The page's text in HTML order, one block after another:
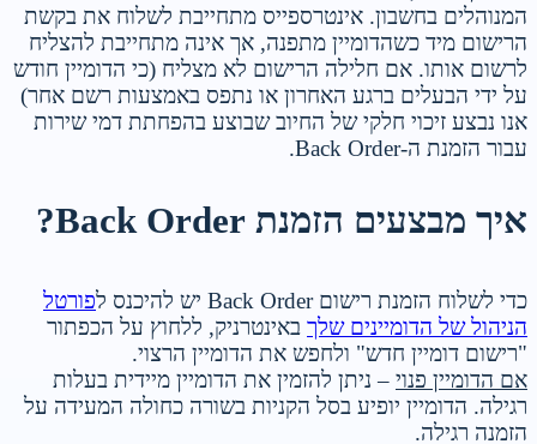
המנוהלים בחשבון. אינטרספייס מתחייבת לשלוח את בקשת
הרישום מיד כשהדומיין מתפנה, אך אינה מתחייבת להצליח
לרשום אותו. אם חלילה הרישום לא מצליח (כי הדומיין חודש
על ידי הבעלים ברגע האחרון או נתפס באמצעות רשם אחר)
אנו נבצע זיכוי חלקי של החיוב שבוצע בהפחתת דמי שירות
עבור הזמנת ה-Back Order.
איך מבצעים הזמנת Back Order?
כדי לשלוח הזמנת רישום Back Order יש להיכנס ל
פורטל
הניהול של הדומיינים שלךבאינטרניק, ללחוץ על הכפתור
"רישום דומיין חדש" ולחפש את הדומיין הרצוי.
אם הדומיין פנוי– ניתן להזמין את הדומיין מיידית בעלות
רגילה. הדומיין יופיע בסל הקניות בשורה כחולה המעידה על
הזמנה רגילה.